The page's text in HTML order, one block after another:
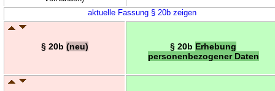
aktuelle Fassung § 20b zeigen
§ 20b (neu) § 20b Erhebung
personenbezogener Daten